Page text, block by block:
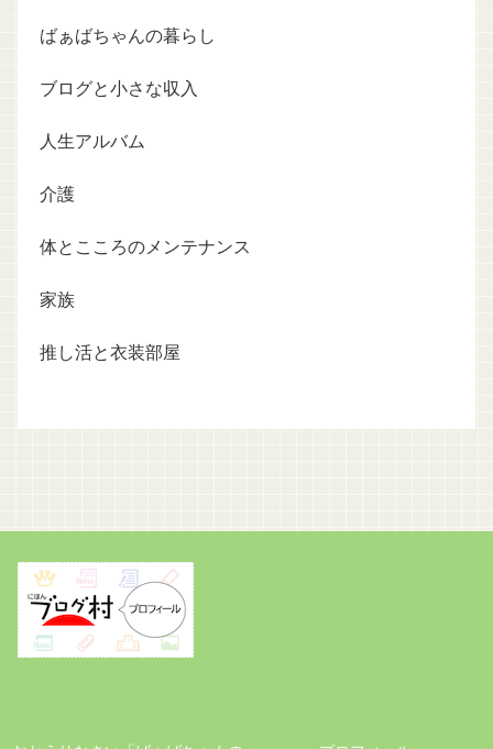
ばぁばちゃんの暮らし
ブログと小さな収入
人生アルバム
介護
体とこころのメンテナンス
家族
推し活と衣装部屋